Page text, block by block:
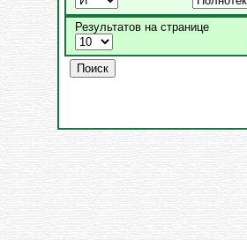
Результатов на странице